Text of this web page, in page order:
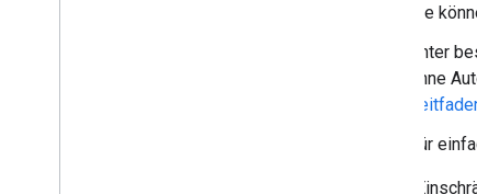
Sie
Unter
ohne
Für
Diese